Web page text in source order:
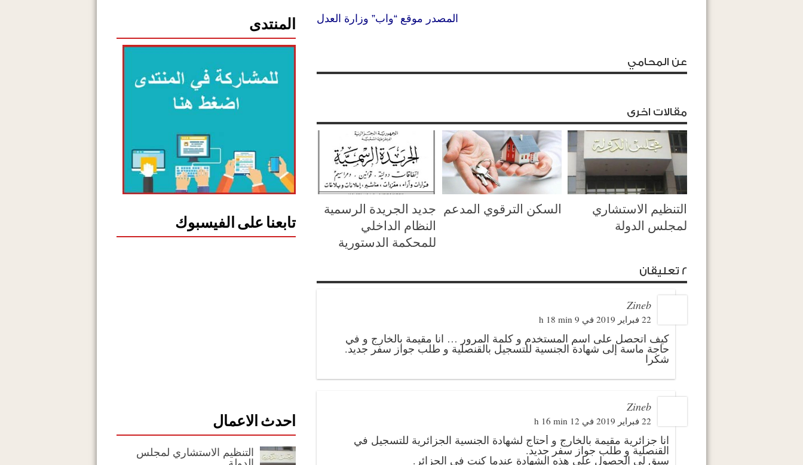
المصدر موقع “واب” وزارة العدل
عن المحامي
مقالات اخرى
التنظيم الاستشاري
لمجلس الدولة
السكن الترقوي المدعم جديد الجريدة الرسمية
النظام الداخلي
للمحكمة الدستورية
2 تعليقان
Zineb
22 فبراير 2019 في 9 h 18 min
كيف اتحصل على اسم المستخدم و كلمة المرور … انا مقيمة بالخارج و في
حاجة ماسة إلى شهادة الجنسية للتسجيل بالقنصلية و طلب جواز سفر جديد.
شكرا
Zineb
22 فبراير 2019 في 12 h 16 min
انا جزائرية مقيمة بالخارج و أحتاج لشهادة الجنسية الجزائرية للتسجيل في
القنصلية و طلب جواز سفر جديد.
سبق لي الحصول على هذه الشهادة عندما كنت في الجزائر.
المنتدى
تابعنا على الفيسبوك
احدث الاعمال
التنظيم الاستشاري لمجلس